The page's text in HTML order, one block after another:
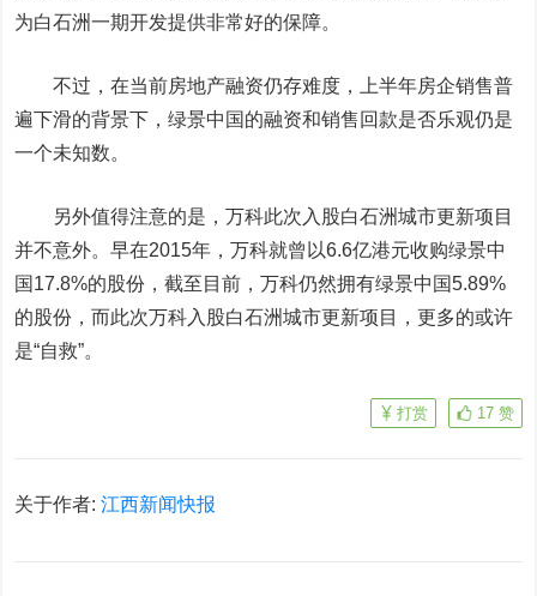
为白石洲一期开发提供非常好的保障。
不过，在当前房地产融资仍存难度，上半年房企销售普
遍下滑的背景下，绿景中国的融资和销售回款是否乐观仍是
一个未知数。
另外值得注意的是，万科此次入股白石洲城市更新项目
并不意外。早在2015年，万科就曾以6.6亿港元收购绿景中
国17.8%的股份，截至目前，万科仍然拥有绿景中国5.89%
的股份，而此次万科入股白石洲城市更新项目，更多的或许
是“自救”。
17 赞
打赏
关于作者:江西新闻快报